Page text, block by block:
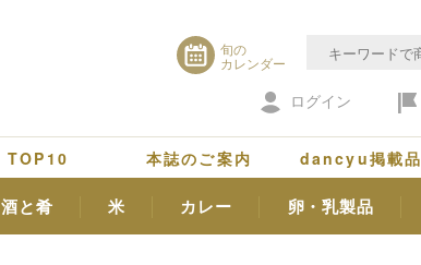
旬の
カレンダー
ログイン
TOP10 本誌のご案内 dancyu掲載品
酒と肴 米 カレー 卵・乳製品